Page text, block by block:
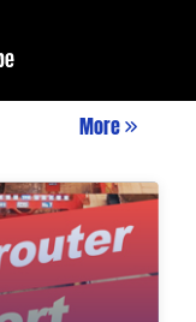
More